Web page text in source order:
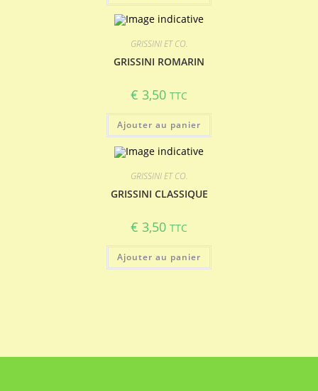
GRISSINI ET CO.
GRISSINI ROMARIN
€ 3,50 TTC
Ajouter au panier
GRISSINI ET CO.
GRISSINI CLASSIQUE
€ 3,50 TTC
Ajouter au panier